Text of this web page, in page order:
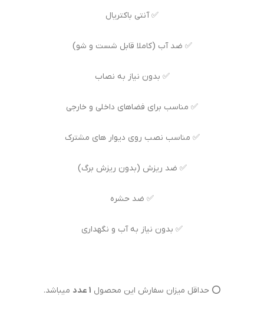
✅ آنتی باکتریال
✅ ضد آب (کاملا قابل شست و شو)
✅ بدون نیاز به نصاب
✅ مناسب برای فضاهای داخلی و خارجی
✅ مناسب نصب روی دیوار های مشترک
✅ ضد ریزش (بدون ریزش برگ)
✅ ضد حشره
✅ بدون نیاز به آب و نگهداری
⭕ حداقل میزان سفارش این محصول 1 عدد میباشد.